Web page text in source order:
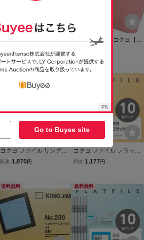
2,000
円
Yahoo!フリマ
新品100冊！◆コクヨ【A
4タテ フラットファイル
V ピンク A4-S】フ-V10P
樹脂製とじ具◆事務用品
現在
コクヨ ファイル リングフ
ァイル NEOS A4 220枚収
即決 1,070 円
コクヨ ファイル フラット
ファイル S2 A4 長辺とじ
即決 1,177 円
送料無料 送料無料
Go to Buyee site